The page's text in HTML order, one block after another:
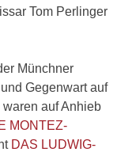
Tom Perlinger
Münchner
Gegenwart auf
auf Anhieb
MONTEZ-
DAS LUDWIG-